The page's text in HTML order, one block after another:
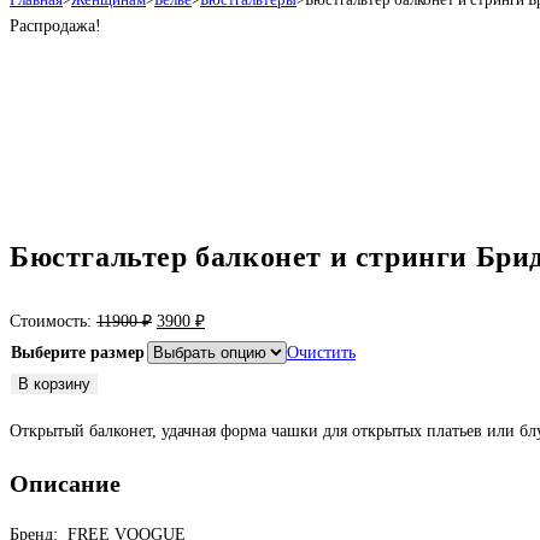
Распродажа!
Бюстгальтер балконет и стринги
Стоимость: 11900₽ Первоначальная
цена
3900 ₽Текущая
цена:
Выберите размер
Очистить
Количество
Бюстгальтер
балконет
стринги
В корзину
Открытый балконет, удачная форма чашки для открытых платьев или
Описание
Бренд: FREE VOOGUE